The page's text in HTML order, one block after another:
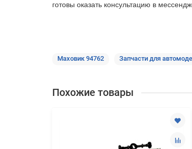
готовы оказать консультацию в
Маховик 94762 Запчасти для
Похожие товары